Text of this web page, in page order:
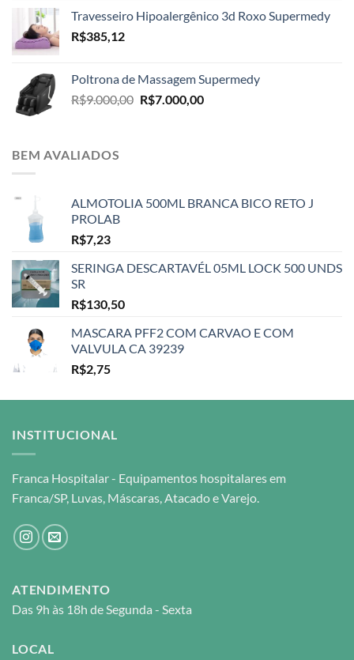
Travesseiro Hipoalergênico 3d Roxo Supermedy
R$385,12
Poltrona de Massagem Supermedy
R$9.000,00 O
R$7.000,00O
BEM AVALIADOS
ALMOTOLIA 500ML BRANCA BICO RETO J
PROLAB
R$7,23
SERINGA DESCARTAVÉL 05ML LOCK 500 UNDS
SR
R$130,50
MASCARA PFF2 COM CARVAO E COM
VALVULA CA 39239
R$2,75
INSTITUCIONAL
Franca Hospitalar - Equipamentos hospitalares em
Franca/SP, Luvas, Máscaras, Atacado e Varejo.
ATENDIMENTO
Das 9h às 18h de Segunda - Sexta
LOCAL